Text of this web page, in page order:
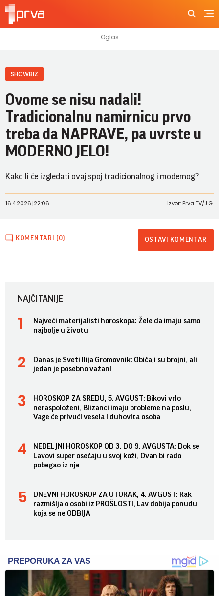
SHOWBIZ
Ovome se nisu nadali!
Tradicionalnu namirnicu prvo
treba da NAPRAVE, pa uvrste u
MODERNO JELO!
Kako li će izgledati ovaj spoj tradicionalnog i modernog?
16.4.2026.|22:06 Izvor: Prva TV/J.G.
KOMENTARI (0) OSTAVI KOMENTAR
NAJČITANIJE
Najveći materijalisti horoskopa: Žele da imaju samo
najbolje u životu
Danas je Sveti Ilija Gromovnik: Običaji su brojni, ali
jedan je posebno važan!
HOROSKOP ZA SREDU, 5. AVGUST: Bikovi vrlo
neraspoloženi, Blizanci imaju probleme na poslu,
Vage će privući vesela i duhovita osoba
NEDELJNI HOROSKOP OD 3. DO 9. AVGUSTA: Dok se
Lavovi super osećaju u svoj koži, Ovan bi rado
pobegao iz nje
DNEVNI HOROSKOP ZA UTORAK, 4. AVGUST: Rak
razmišlja o osobi iz PROŠLOSTI, Lav dobija ponudu
koja se ne ODBIJA